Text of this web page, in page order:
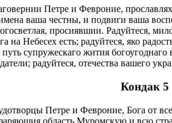
Петре и Февроние,
ваша честны, и подвиги ваша
просиявшии.
Небесех есть; радуйтеся, яко
супружескаго жития
радуйтеся, отечества вашего
Кондак 5
Петре и Февроние, Бога от
область Муромскую и всю